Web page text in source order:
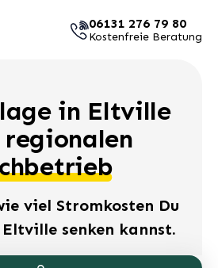
06131 276 79 80
Kostenfreie Beratung
in Eltville
viel Stromkosten Du
senken kannst.